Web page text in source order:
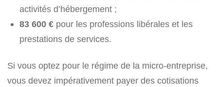
activités d’hébergement ;
83 600 € pour les professions libérales et les
prestations de services.
Si vous optez pour le régime de la micro-entreprise,
vous devez impérativement payer des cotisations